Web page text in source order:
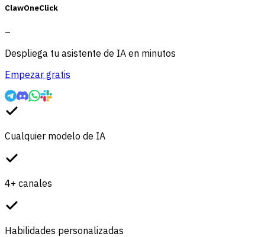
ClawOneClick
–
Despliega tu asistente de IA en minutos
Empezar gratis
Cualquier modelo de IA
4+ canales
Habilidades personalizadas